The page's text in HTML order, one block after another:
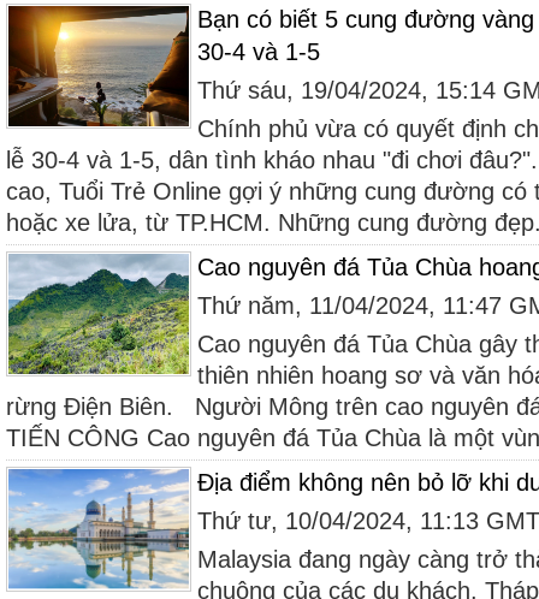
Bạn có biết 5 cung đường
30-4 và 1-5
Thứ sáu, 19/04/2024, 15:14
Chính phủ vừa có quyết định
lễ 30-4 và 1-5, dân tình kháo nhau "đi chơi
cao, Tuổi Trẻ Online gợi ý những cung đường có
hoặc xe lửa, từ TP.HCM. Những cung đường
Cao nguyên đá Tủa Chùa
Thứ năm, 11/04/2024, 11:47
Cao nguyên đá Tủa Chùa gây
thiên nhiên hoang sơ và văn
rừng Điện Biên. Người Mông trên cao nguyên
TIẾN CÔNG Cao nguyên đá Tủa Chùa là một
Địa điểm không nên bỏ lỡ khi
Thứ tư, 10/04/2024, 11:13
Malaysia đang ngày càng trở
chuộng của các du khách.